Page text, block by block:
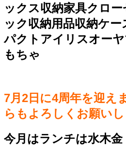
ックス収納家具クロ
ック収納用品収納ケ
パクトアイリスオー
もちゃ
7月2日に4周年を迎え
らもよろしくお願いし
今月はランチは水木金